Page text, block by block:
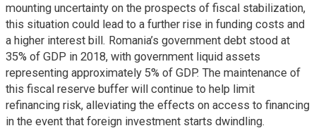
mounting uncertainty on the prospects of fiscal stabilization,
this situation could lead to a further rise in funding costs and
a higher interest bill. Romania’s government debt stood at
35% of GDP in 2018, with government liquid assets
representing approximately 5% of GDP. The maintenance of
this fiscal reserve buffer will continue to help limit
refinancing risk, alleviating the effects on access to financing
in the event that foreign investment starts dwindling.